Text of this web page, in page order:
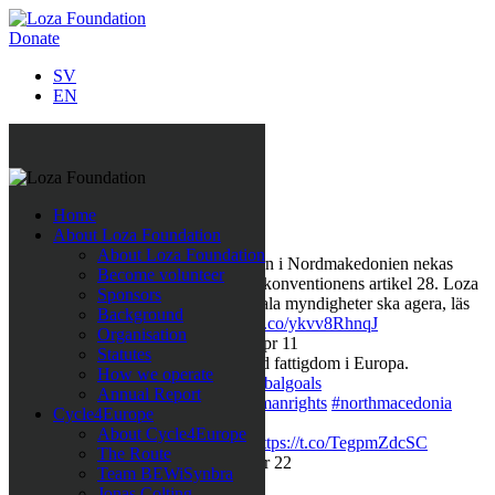
Donate
SV
EN
Home
About Loza Foundation
About Loza Foundation
Become volunteer
Sponsors
Background
Organisation
Statutes
How we operate
Annual Report
Cycle4Europe
About Cycle4Europe
The Route
Team BEWiSynbra
Follow us on Twitter
Last Tweets
Rättshaveri att papperslösa barn i Nordmakedonien nekas
skolgång, det strider mot Barnkonventionens artikel 28. Loza
Foundation kämpar för att lokala myndigheter ska agera, läs
pressmeddelandet här:
https://t.co/ykvv8RhnqJ
https://t.co/fBWwTAVOh9
Apr 11
Företagssamarbete för minskad fattigdom i Europa.
https://t.co/LQegOKg7I4
#globalgoals
#sustainabledevelopment
#humanrights #northmacedonia
#nopoverty, Mar 31
När människor får det bättre
https://t.co/TegpmZdcSC
#nopoverty #humanrights Mar 22